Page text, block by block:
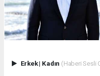
Erkek| Kadın (Haberi Sesli